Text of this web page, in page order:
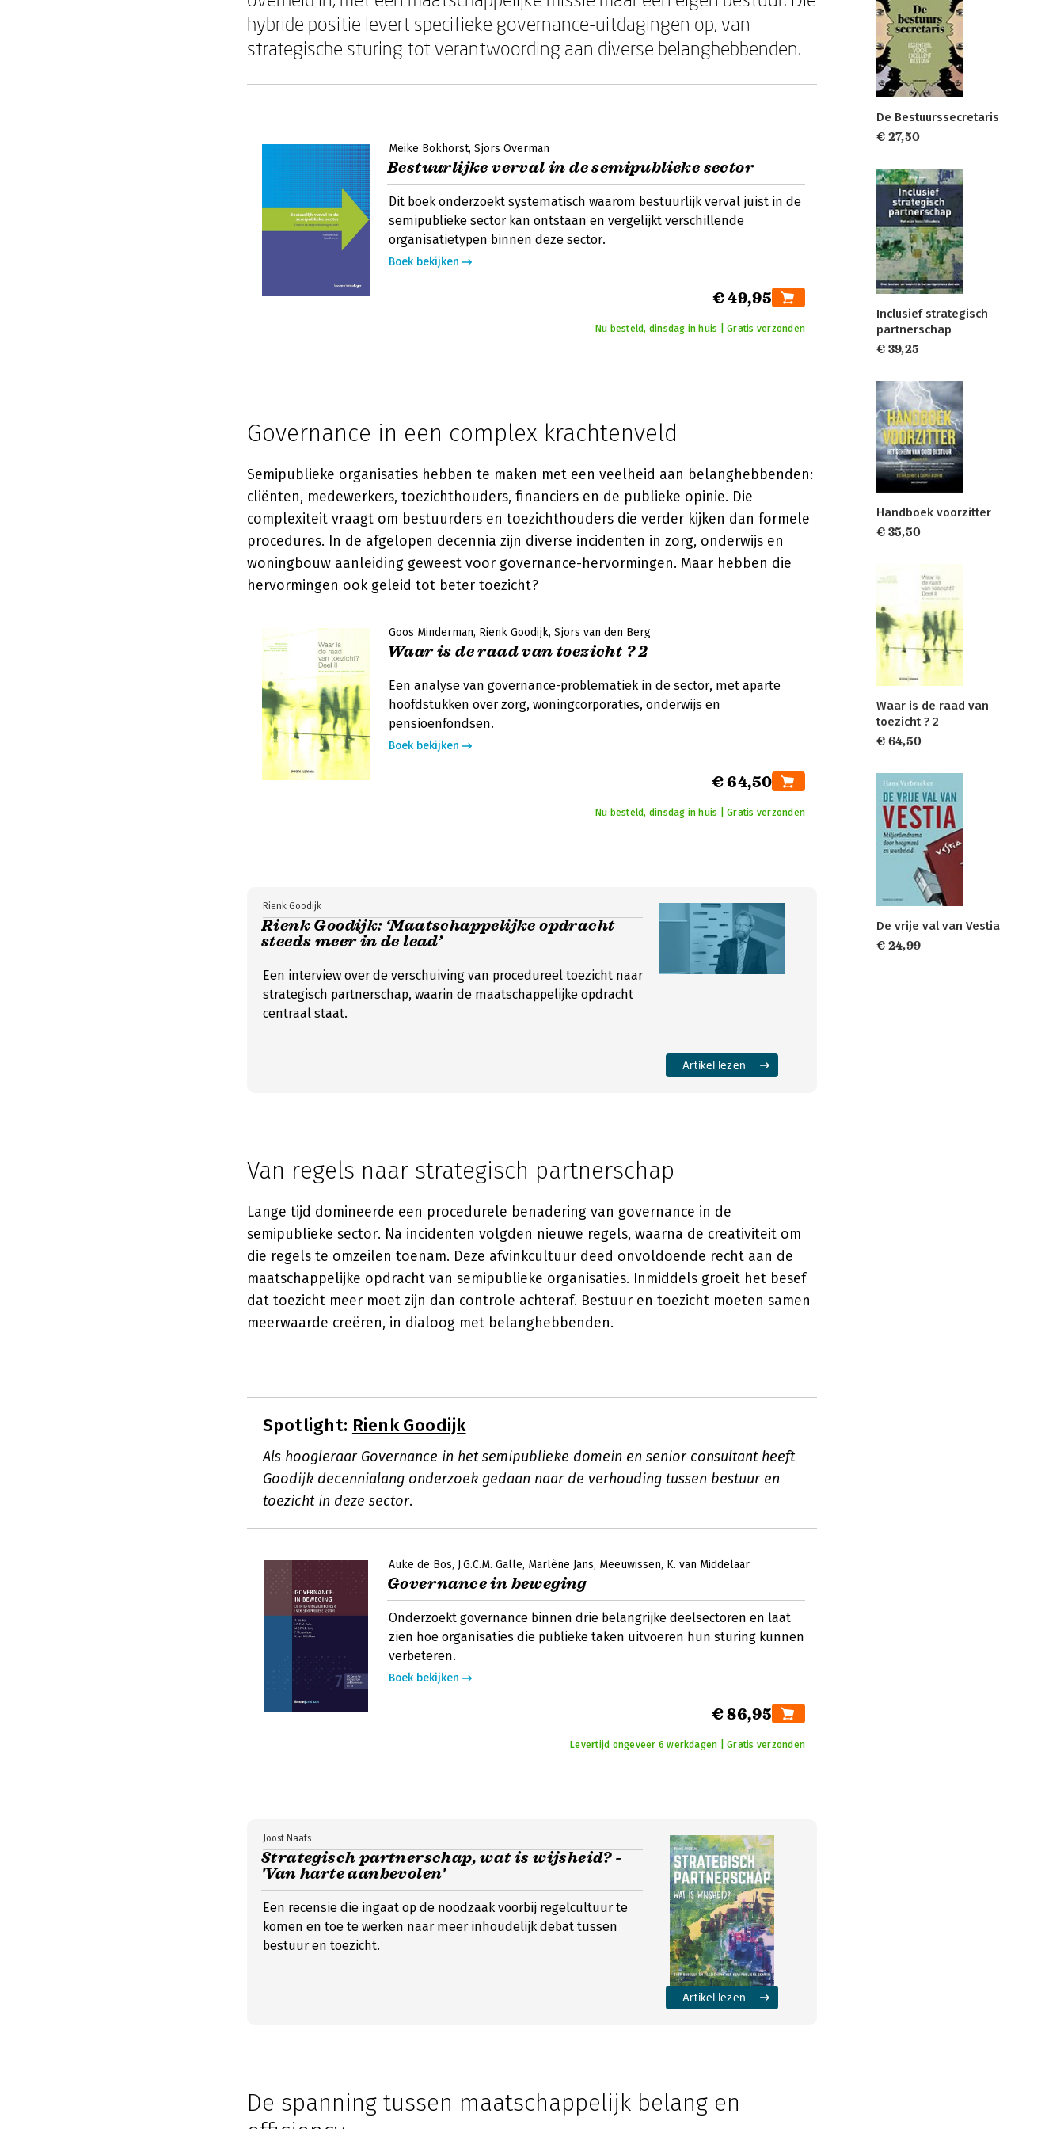
hybride positie levert specifieke governance-uitdagingen op, van
strategische sturing tot verantwoording aan diverse belanghebbenden.
Meike Bokhorst Sjors Overman
Bestuurlijke verval in de semipublieke sector
Dit boek onderzoekt systematisch waarom bestuurlijk verval juist in de
semipublieke sector kan ontstaan en vergelijkt verschillende
organisatietypen binnen deze sector.
Boek bekijken
€ 49,95
Nu besteld, dinsdag in huis | Gratis verzonden
Governance in een complex krachtenveld
Semipublieke organisaties hebben te maken met een veelheid aan belanghebbenden:
cliënten, medewerkers, toezichthouders, financiers en de publieke opinie. Die
complexiteit vraagt om bestuurders en toezichthouders die verder kijken dan formele
procedures. In de afgelopen decennia zijn diverse incidenten in zorg, onderwijs en
woningbouw aanleiding geweest voor governance-hervormingen. Maar hebben die
hervormingen ook geleid tot beter toezicht?
Goos Minderman Rienk Goodijk Sjors van den Berg
Waar is de raad van toezicht ? 2
Een analyse van governance-problematiek in de sector, met aparte
hoofdstukken over zorg, woningcorporaties, onderwijs en
pensioenfondsen.
Boek bekijken
€ 64,50
Nu besteld, dinsdag in huis | Gratis verzonden
Rienk Goodijk: ‘Maatschappelijke opdracht
steeds meer in de lead’
Rienk Goodijk
Een interview over de verschuiving van procedureel toezicht naar
strategisch partnerschap, waarin de maatschappelijke opdracht
centraal staat.
Artikel lezen
Van regels naar strategisch partnerschap
Lange tijd domineerde een procedurele benadering van governance in de
semipublieke sector. Na incidenten volgden nieuwe regels, waarna de creativiteit om
die regels te omzeilen toenam. Deze afvinkcultuur deed onvoldoende recht aan de
maatschappelijke opdracht van semipublieke organisaties. Inmiddels groeit het besef
dat toezicht meer moet zijn dan controle achteraf. Bestuur en toezicht moeten samen
meerwaarde creëren, in dialoog met belanghebbenden.
Spotlight: Rienk Goodijk
Als hoogleraar Governance in het semipublieke domein en senior consultant heeft
Goodijk decennialang onderzoek gedaan naar de verhouding tussen bestuur en
toezicht in deze sector.
Auke de Bos J.G.C.M. Galle Marlène Jans Meeuwissen K. van Middelaar
Governance in beweging
Onderzoekt governance binnen drie belangrijke deelsectoren en laat
zien hoe organisaties die publieke taken uitvoeren hun sturing kunnen
verbeteren.
Boek bekijken
€ 86,95
Levertijd ongeveer 6 werkdagen | Gratis verzonden
Strategisch partnerschap, wat is wijsheid? -
'Van harte aanbevolen'
Joost Naafs
Een recensie die ingaat op de noodzaak voorbij regelcultuur te
komen en toe te werken naar meer inhoudelijk debat tussen
bestuur en toezicht.
Artikel lezen
De spanning tussen maatschappelijk belang en
De Bestuurssecretaris
€ 27,50
Inclusief strategisch
partnerschap
€ 39,25
Handboek voorzitter
€ 35,50
Waar is de raad van
toezicht ? 2
€ 64,50
De vrije val van Vestia
€ 24,99